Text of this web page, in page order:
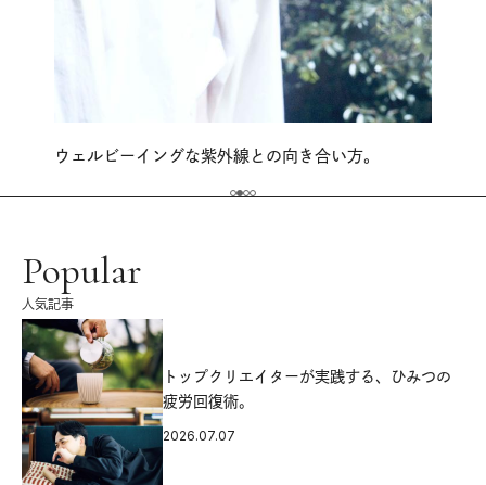
ウェルビーイングな紫外線との向き合い方。
Popular
人気記事
トップクリエイターが実践する、ひみつの
疲労回復術。
2026.07.07